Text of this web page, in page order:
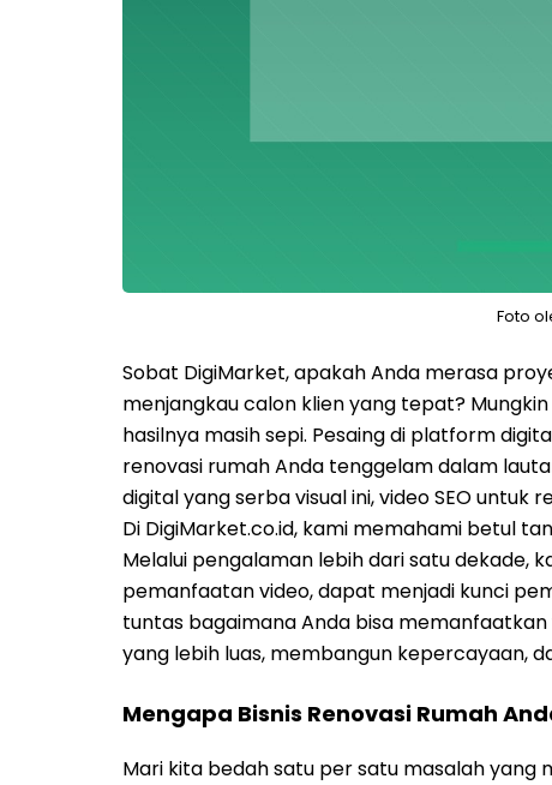
Foto
Sobat DigiMarket, apakah Anda merasa
menjangkau calon klien yang tepat?
hasilnya masih sepi. Pesaing di platform
renovasi rumah Anda tenggelam dalam
digital yang serba visual ini, video SEO untuk
Di DigiMarket.co.id, kami memahami betul
Melalui pengalaman lebih dari satu dekade,
pemanfaatan video, dapat menjadi kunci
tuntas bagaimana Anda bisa memanfaatkan
yang lebih luas, membangun kepercayaan,
Mengapa Bisnis Renovasi Rumah
Mari kita bedah satu per satu masalah yang